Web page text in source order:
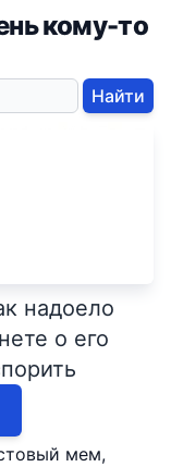
кому-то
Найти
надоело
о его
мем,